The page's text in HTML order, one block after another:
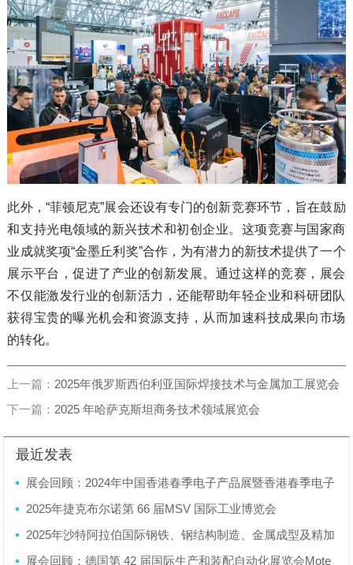
此外，“菲顿尼克”展会还设有专门的创新竞赛环节，旨在鼓励
和支持光电领域的新兴技术和初创企业。这项竞赛与国家商
业成就奖项“金墨丘利奖”合作，为有潜力的新技术提供了一个
展示平台，促进了产业的创新发展。通过这样的竞赛，展会
不仅能激发行业的创新活力，还能帮助年轻企业和科研团队
获得宝贵的曝光机会和资源支持，从而加速科技成果向市场
的转化。
上一篇： 2025年俄罗斯西伯利亚国际焊接技术与金属加工展览会
下一篇： 2025 年哈萨克斯坦商务技术领域展览会
最近发表
展会回顾：2024年中国香港春季电子产品展暨香港春季电子
产品展
2025年捷克布尔诺第 66 届MSV 国际工业博览会
2025年沙特阿拉伯国际钢铁、钢结构制造、金属成型及精加
工展览会
展会回顾：德国第 42 届国际生产和装配自动化展览会Mote